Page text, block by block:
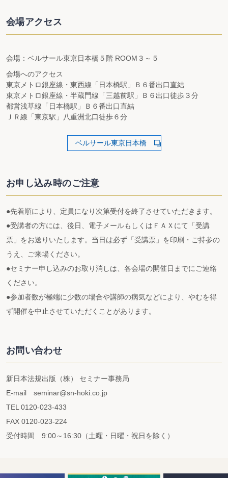
会場アクセス
会場：ベルサール東京日本橋５階 ROOM３～５
会場へのアクセス
東京メトロ銀座線・東西線「日本橋駅」Ｂ６番出口直結
東京メトロ銀座線・半蔵門線「三越前駅」Ｂ６出口徒歩３分
都営浅草線「日本橋駅」Ｂ６番出口直結
ＪＲ線「東京駅」八重洲北口徒歩６分
ベルサール東京日本橋
お申し込み時のご注意
●先着順により、定員になり次第受付を終了させていただきます。
●受講者の方には、後日、電子メールもしくはＦＡＸにて「受講
票」をお送りいたします。当日は必ず「受講票」を印刷・ご持参の
うえ、ご来場ください。
●セミナー申し込みのお取り消しは、各会場の開催日までにご連絡
ください。
●参加者数が極端に少数の場合や講師の病気などにより、やむを得
ず開催を中止させていただくことがあります。
お問い合わせ
新日本法規出版（株） セミナー事務局
E-mail seminar@sn-hoki.co.jp
TEL 0120-023-433
FAX 0120-023-224
受付時間 9:00～16:30（土曜・日曜・祝日を除く）